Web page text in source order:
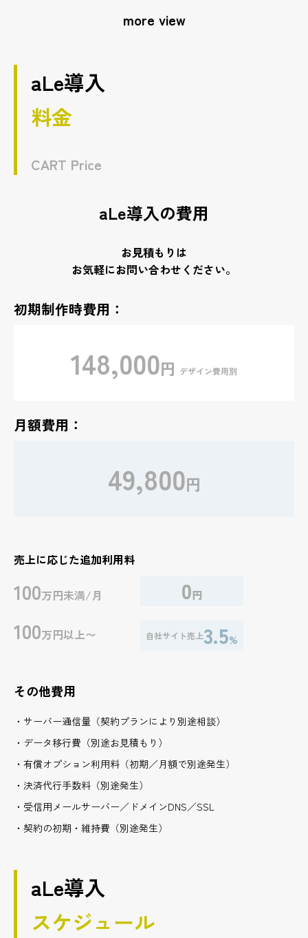
more view
aLe導入
料金
CART Price
aLe導入の費用
お見積もりは
お気軽にお問い合わせください。
初期制作時費用：
148,000円 デザイン費用別
月額費用：
49,800円
売上に応じた追加利用料
100万円未満/月 0円
100万円以上〜 自社サイト売上3.5%
その他費用
サーバー通信量（契約プランにより別途相談）
データ移行費（別途お見積もり）
有償オプション利用料（初期／月額で別途発生）
決済代行手数料（別途発生）
受信用メールサーバー／ドメインDNS／SSL
契約の初期・維持費（別途発生）
aLe導入
スケジュール